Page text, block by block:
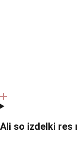
Ali so izdelki res